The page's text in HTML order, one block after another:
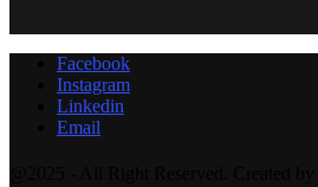
Facebook
Instagram
Linkedin
Email